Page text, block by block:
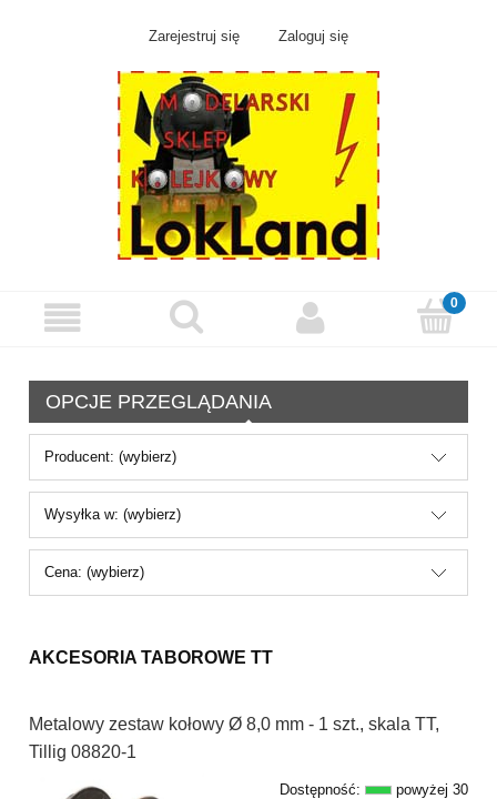
Zarejestruj się Zaloguj się
OPCJE PRZEGLĄDANIA
Producent: (wybierz)
Wysyłka w: (wybierz)
Cena: (wybierz)
AKCESORIA TABOROWE TT
Metalowy zestaw kołowy Ø 8,0 mm - 1 szt., skala TT,
Tillig 08820-1
Dostępność:
powyżej 30